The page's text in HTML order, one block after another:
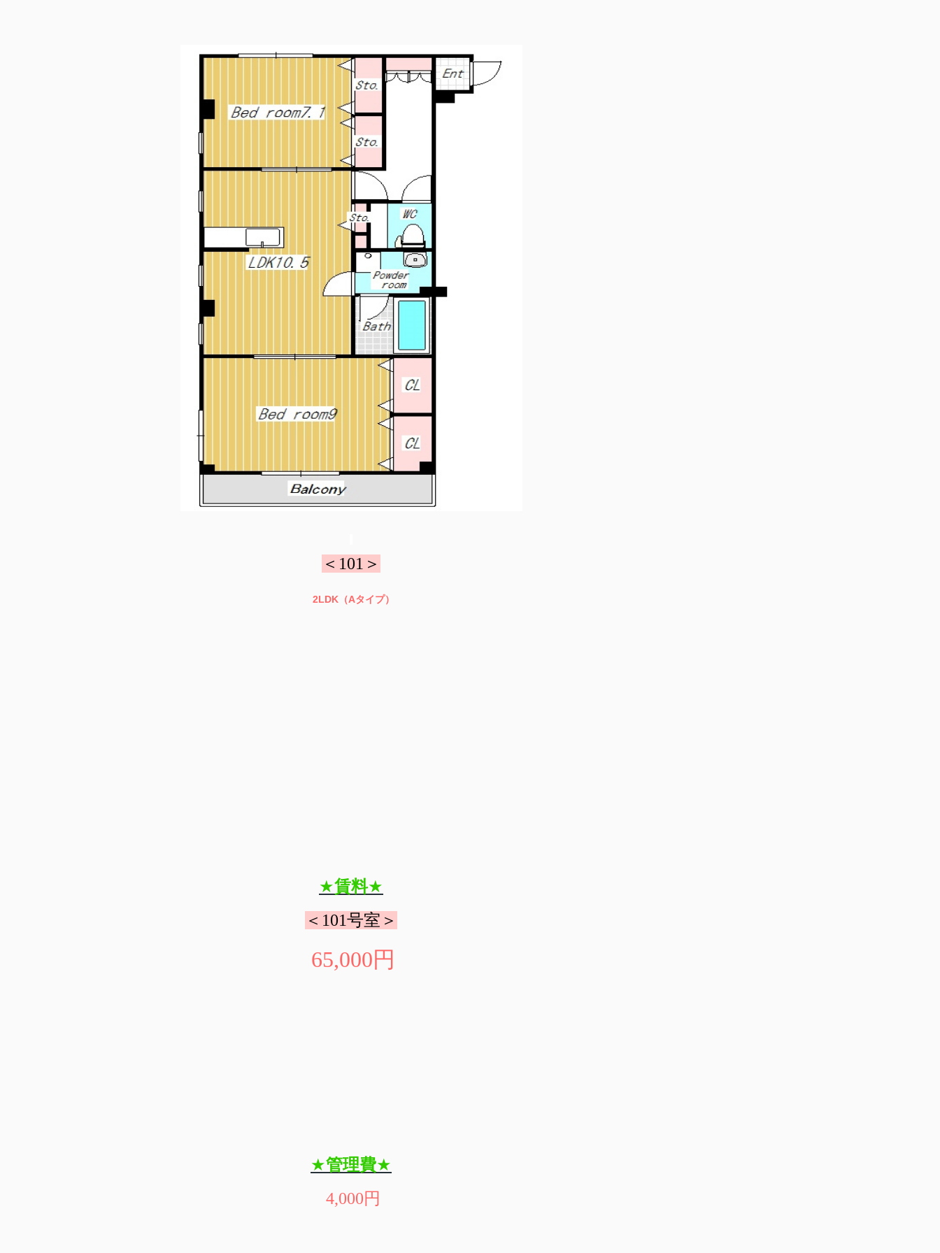
＜101＞
2LDK（Aタイプ）
★賃料★
＜101号室＞
65,000円
★管理費★
4,000円